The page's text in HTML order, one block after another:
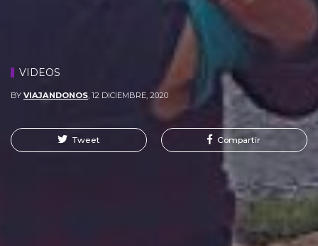
VIDEOS
BY VIAJANDONOS, 12 DICIEMBRE, 2020
Tweet Compartir